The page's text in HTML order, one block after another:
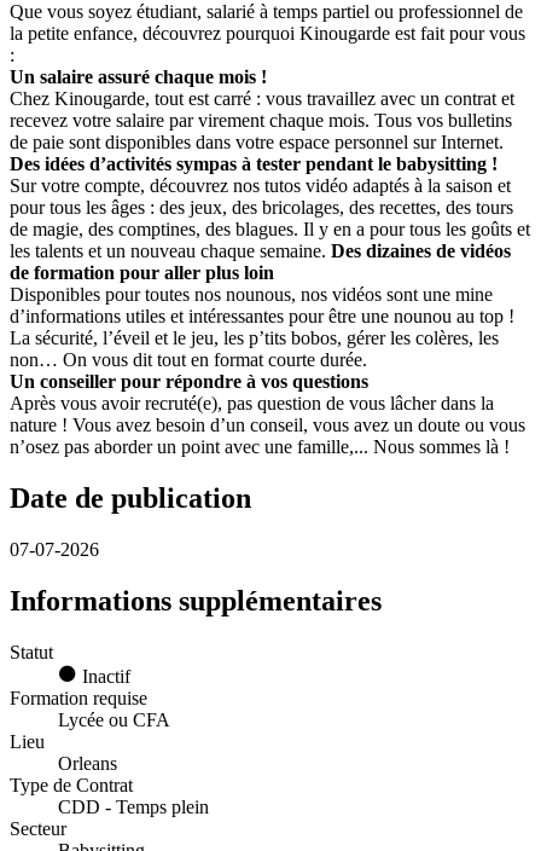
Que vous soyez étudiant, salarié à temps partiel ou professionnel de
la petite enfance, découvrez pourquoi Kinougarde est fait pour vous
:
Un salaire assuré chaque mois !
Chez Kinougarde, tout est carré : vous travaillez avec un contrat et
recevez votre salaire par virement chaque mois. Tous vos bulletins
de paie sont disponibles dans votre espace personnel sur Internet.
Des idées d’activités sympas à tester pendant le babysitting !
Sur votre compte, découvrez nos tutos vidéo adaptés à la saison et
pour tous les âges : des jeux, des bricolages, des recettes, des tours
de magie, des comptines, des blagues. Il y en a pour tous les goûts et
les talents et un nouveau chaque semaine. Des dizaines de vidéos
de formation pour aller plus loin
Disponibles pour toutes nos nounous, nos vidéos sont une mine
d’informations utiles et intéressantes pour être une nounou au top !
La sécurité, l’éveil et le jeu, les p’tits bobos, gérer les colères, les
non… On vous dit tout en format courte durée.
Un conseiller pour répondre à vos questions
Après vous avoir recruté(e), pas question de vous lâcher dans la
nature ! Vous avez besoin d’un conseil, vous avez un doute ou vous
n’osez pas aborder un point avec une famille,... Nous sommes là !
Date de publication
07-07-2026
Informations supplémentaires
Statut
Inactif
Formation requise
Lycée ou CFA
Lieu
Orleans
Type de Contrat
CDD - Temps plein
Secteur